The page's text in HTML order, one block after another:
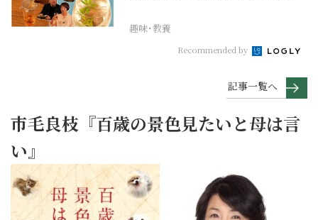
趣味･教養
Recommended by
記事一覧へ
市毛良枝『百歳の景色見たいと母は言
い』